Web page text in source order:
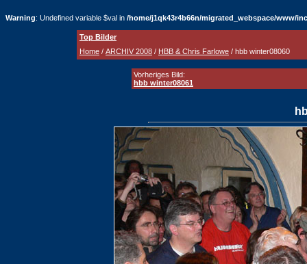
Warning: Undefined variable $val in /home/j1qk43r4b66n/migrated_webspace/www/
Top Bilder
Home / ARCHIV 2008 / HBB & Chris Farlowe / hbb winter08060
Vorheriges Bild:
hbb winter08061